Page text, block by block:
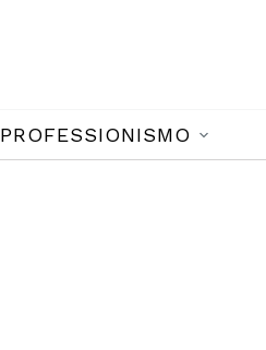
PROFESSIONISMO